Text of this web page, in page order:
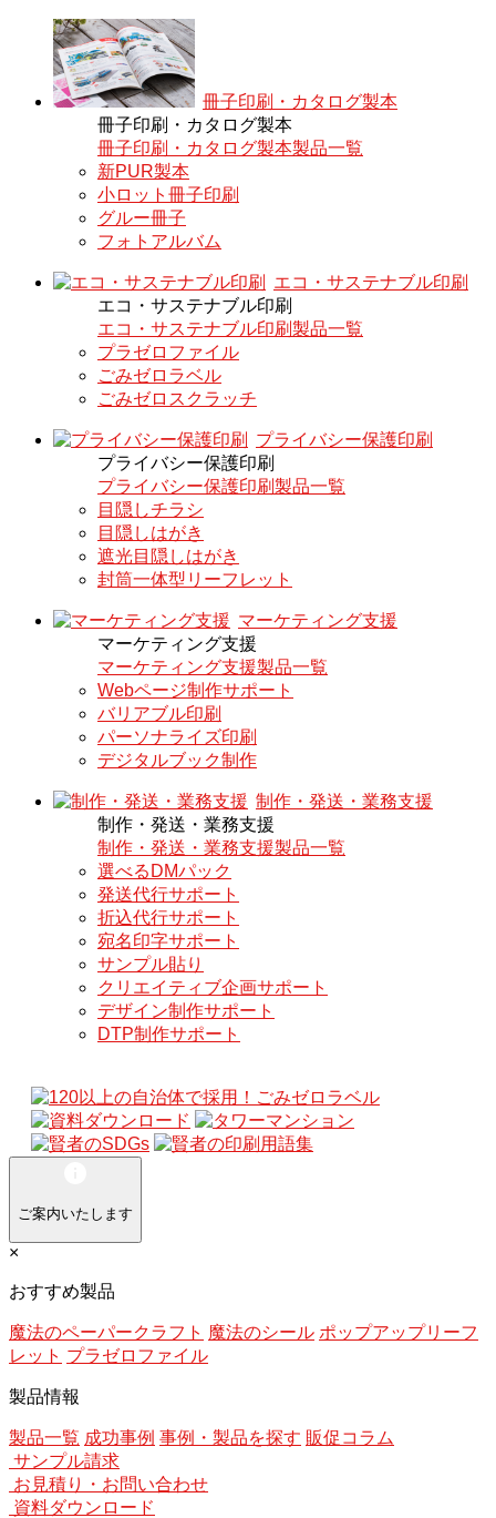
冊子印刷・カタログ製本
冊子印刷・カタログ製本
冊子印刷・カタログ製本製品一覧
新PUR製本
小ロット冊子印刷
グルー冊子
フォトアルバム
エコ・サステナブル印刷
エコ・サステナブル印刷
エコ・サステナブル印刷製品一覧
プラゼロファイル
ごみゼロラベル
ごみゼロスクラッチ
プライバシー保護印刷
プライバシー保護印刷
プライバシー保護印刷製品一覧
目隠しチラシ
目隠しはがき
遮光目隠しはがき
封筒一体型リーフレット
マーケティング支援
マーケティング支援
マーケティング支援製品一覧
Webページ制作サポート
バリアブル印刷
パーソナライズ印刷
デジタルブック制作
制作・発送・業務支援
制作・発送・業務支援
制作・発送・業務支援製品一覧
選べるDMパック
発送代行サポート
折込代行サポート
宛名印字サポート
サンプル貼り
クリエイティブ企画サポート
デザイン制作サポート
DTP制作サポート
ご案内いたします
×
おすすめ製品
魔法のペーパークラフト 魔法のシール ポップアップリーフ
レット プラゼロファイル
製品情報
製品一覧 成功事例 事例・製品を探す 販促コラム
サンプル請求
お見積り・お問い合わせ
資料ダウンロード